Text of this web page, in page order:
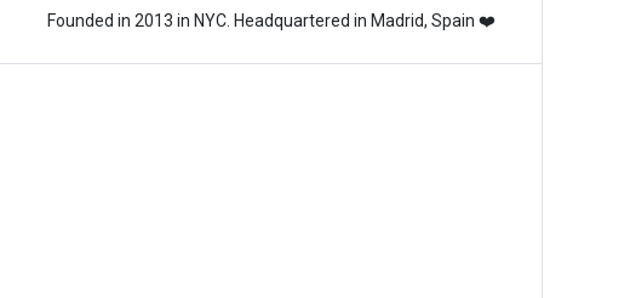
Founded in 2013 in NYC. Headquartered in Madrid, Spain ❤️